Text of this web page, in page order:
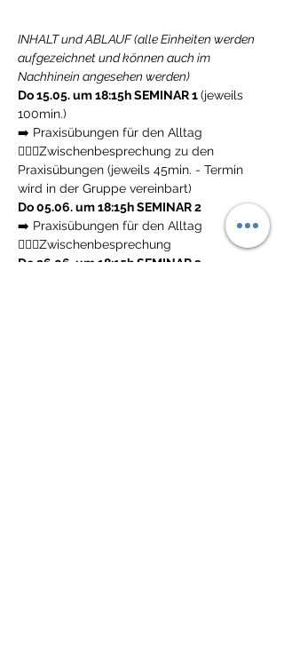
INHALT und ABLAUF (alle Einheiten werden
aufgezeichnet und können auch im
Nachhinein angesehen werden)
Do 15.05. um 18:15h SEMINAR 1 (jeweils
100min.)
➡️ Praxisübungen für den Alltag
🙋🏻‍♀️Zwischenbesprechung zu den
Praxisübungen (jeweils 45min. - Termin
wird in der Gruppe vereinbart)
Do 05.06. um 18:15h SEMINAR 2
➡️ Praxisübungen für den Alltag
🙋🏻‍♀️Zwischenbesprechung
Do 26.06. um 18:15h SEMINAR 3